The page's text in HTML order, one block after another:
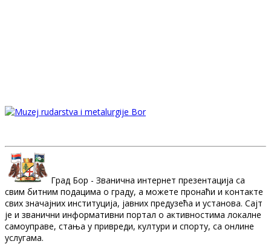
Град Бор - Званична интернет презентација са
свим битним подацима о граду, а можете пронаћи и контакте
свих значајних институција, јавних предузећа и установа. Сајт
је и званични информативни портал о активностима локалне
самоуправе, стања у привреди, култури и спорту, са онлине
услугама.